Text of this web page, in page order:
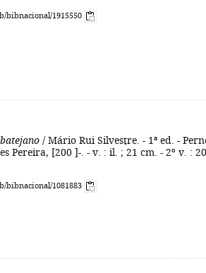
bibnacional/1915550
/ Mário Rui Silvestre. - 1ª ed. -
Pereira, [200 ]-. - v. : il. ; 21 cm. - 2º v. :
bibnacional/1081883